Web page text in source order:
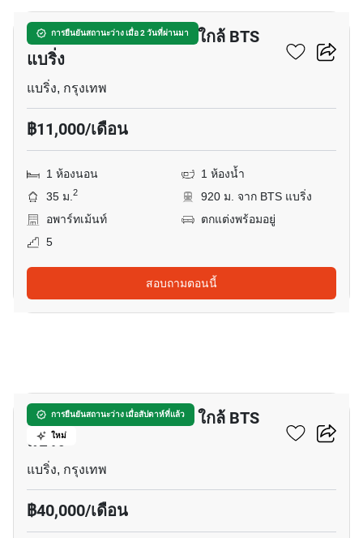
การยืนยันสถานะว่าง เมื่อ 2 วันที่ผ่านมา
อพาร์ทเมนต์ 1-ห้องนอน ใกล้ BTS
แบริ่ง
แบริ่ง, กรุงเทพ
฿11,000/เดือน
1 ห้องนอน
1 ห้องน้ำ
35 ม.2
920 ม. จาก BTS แบริ่ง
อพาร์ทเม้นท์
ตกแต่งพร้อมอยู่
5
สอบถามตอนนี้
การยืนยันสถานะว่าง เมื่อสัปดาห์ที่แล้ว
ใหม่
อพาร์ทเมนต์ 1-ห้องนอน ใกล้ BTS
แบริ่ง
แบริ่ง, กรุงเทพ
฿40,000/เดือน